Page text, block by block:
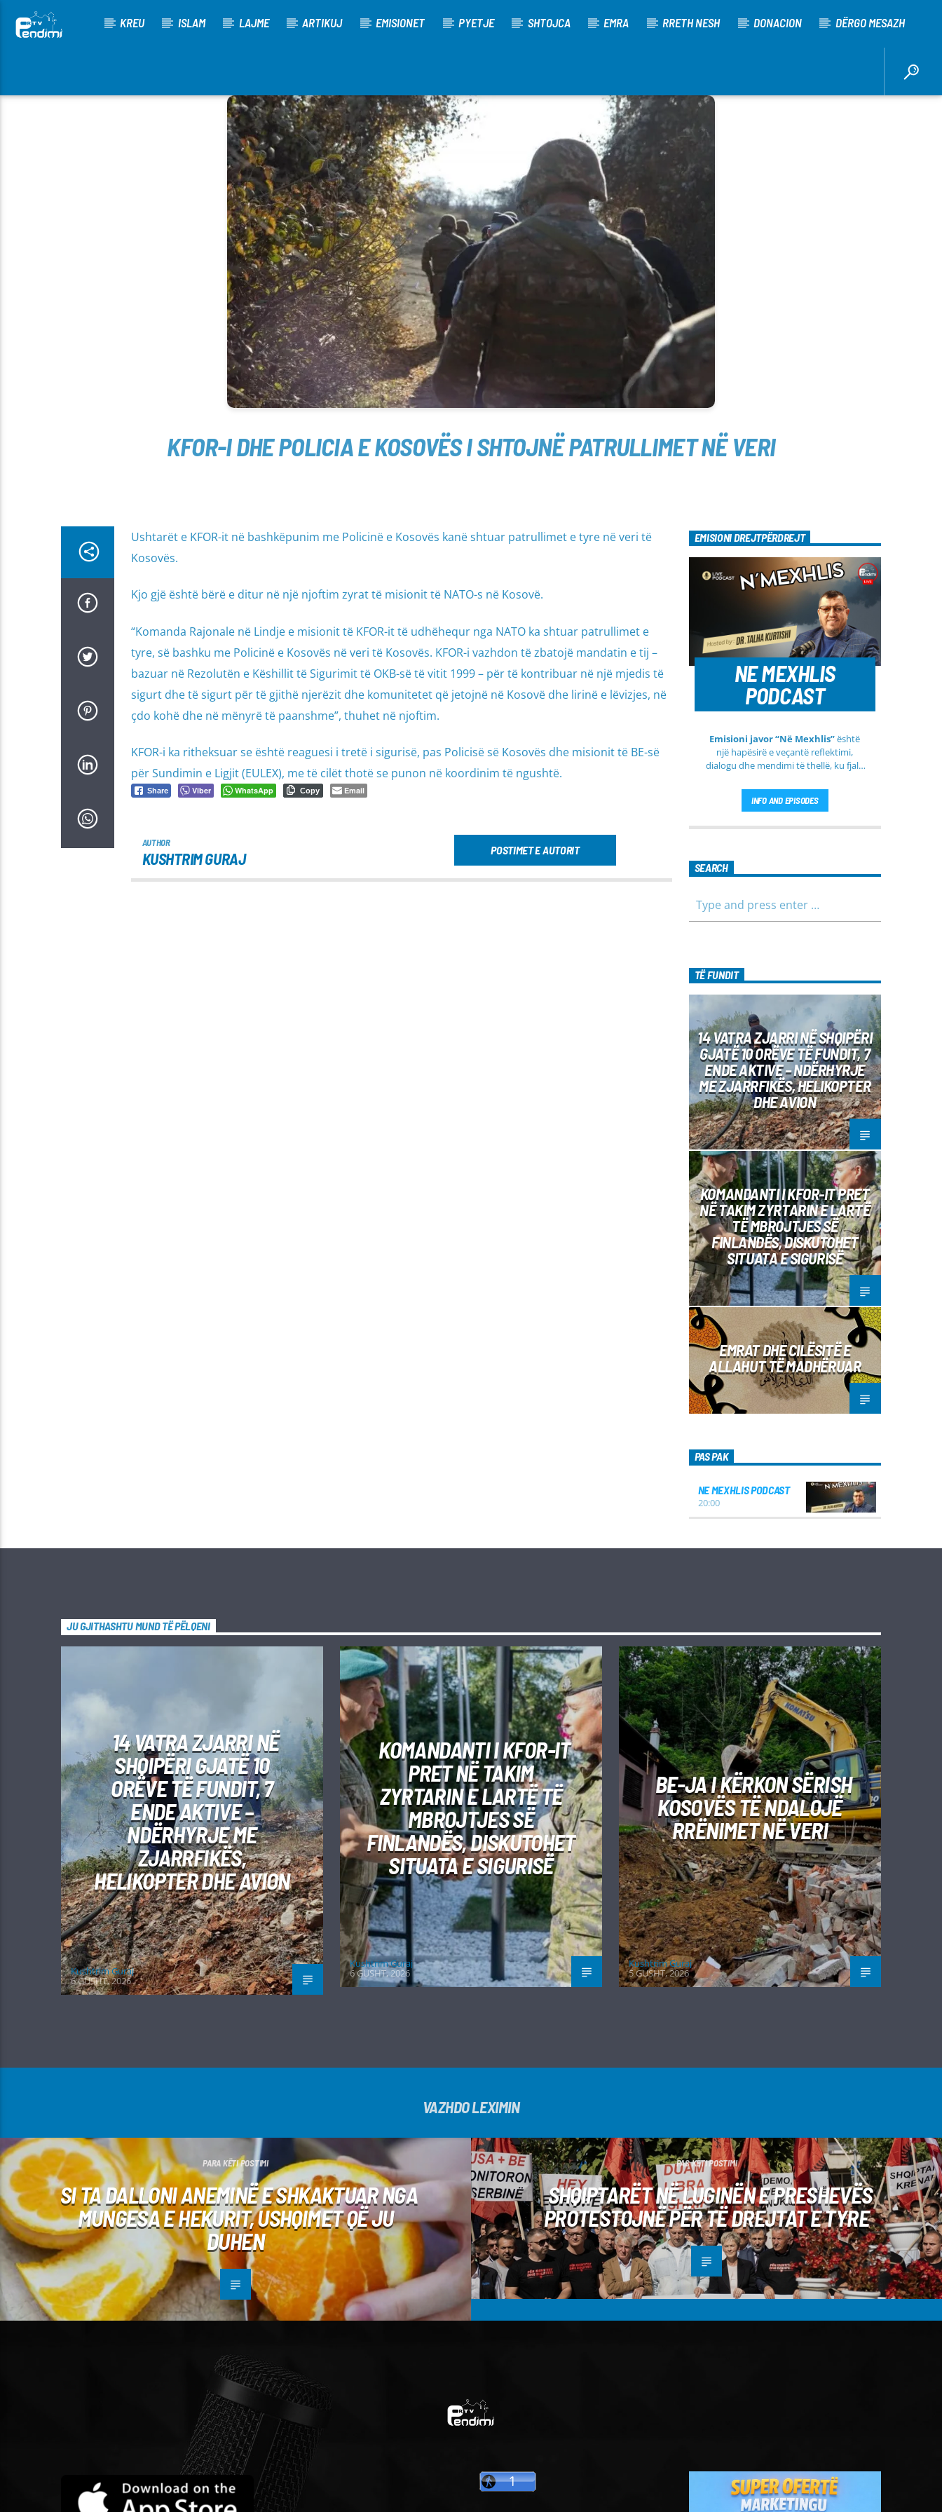
KREU ISLAM LAJME ARTIKUJ EMISIONET PYETJE SHTOJCA EMRA RRETH NESH DONACION DËRGO MESAZH
[There are no radio stations in the database]
KFOR-I DHE POLICIA E KOSOVËS I SHTOJNË PATRULLIMET NË VERI
Ushtarët e KFOR-it në bashkëpunim me Policinë e Kosovës kanë shtuar patrullimet e tyre në veri të
Kosovës.
Kjo gjë është bërë e ditur në një njoftim zyrat të misionit të NATO-s në Kosovë.
“Komanda Rajonale në Lindje e misionit të KFOR-it të udhëhequr nga NATO ka shtuar patrullimet e
tyre, së bashku me Policinë e Kosovës në veri të Kosovës. KFOR-i vazhdon të zbatojë mandatin e tij –
bazuar në Rezolutën e Këshillit të Sigurimit të OKB-së të vitit 1999 – për të kontribuar në një mjedis të
sigurt dhe të sigurt për të gjithë njerëzit dhe komunitetet që jetojnë në Kosovë dhe lirinë e lëvizjes, në
çdo kohë dhe në mënyrë të paanshme”, thuhet në njoftim.
KFOR-i ka ritheksuar se është reaguesi i tretë i sigurisë, pas Policisë së Kosovës dhe misionit të BE-së
për Sundimin e Ligjit (EULEX), me të cilët thotë se punon në koordinim të ngushtë.
Share Viber WhatsApp Copy Email
AUTHOR
KUSHTRIM GURAJ POSTIMET E AUTORIT
EMISIONI DREJTPËRDREJT
NE MEXHLIS
PODCAST
Emisioni javor “Në Mexhlis”është
një hapësirë e veçantë reflektimi,
dialogu dhe mendimi të thellë, ku fjala
kuptim të veçantë. Ky emision
transmetohetdrejtpërdrejt çdo të
formë komunikimi të hapur, të qetë
INFO AND EPISODES
SEARCH
TË FUNDIT
14 VATRA ZJARRI NË SHQIPËRI
GJATË 10 ORËVE TË FUNDIT, 7
ENDE AKTIVE – NDËRHYRJE
ME ZJARRFIKËS, HELIKOPTER
DHE AVION
KOMANDANTI I KFOR-IT PRET
NË TAKIM ZYRTARIN E LARTË
TË MBROJTJES SË
FINLANDËS, DISKUTOHET
SITUATA E SIGURISË
EMRAT DHE CILËSITË E
ALLAHUT TË MADHËRUAR
PAS PAK
NE MEXHLIS PODCAST
20:00
JU GJITHASHTU MUND TË PËLQENI
14 VATRA ZJARRI NË
SHQIPËRI GJATË 10
ORËVE TË FUNDIT, 7
ENDE AKTIVE –
NDËRHYRJE ME
ZJARRFIKËS,
HELIKOPTER DHE AVION
Kushtrim Guraj
6 GUSHT, 2026
KOMANDANTI I KFOR-IT
PRET NË TAKIM
ZYRTARIN E LARTË TË
MBROJTJES SË
FINLANDËS, DISKUTOHET
SITUATA E SIGURISË
Kushtrim Guraj
6 GUSHT, 2026
BE-JA I KËRKON SËRISH
KOSOVËS TË NDALOJË
RRËNIMET NË VERI
Kushtrim Guraj
5 GUSHT, 2026
VAZHDO LEXIMIN
PARA KËTI POSTIMI
SI TA DALLONI ANEMINË E SHKAKTUAR NGA
MUNGESA E HEKURIT, USHQIMET QË JU
DUHEN
PAS KËTI POSTIMI
SHQIPTARËT NË LUGINËN E PRESHEVËS
PROTESTOJNË PËR TË DREJTAT E TYRE